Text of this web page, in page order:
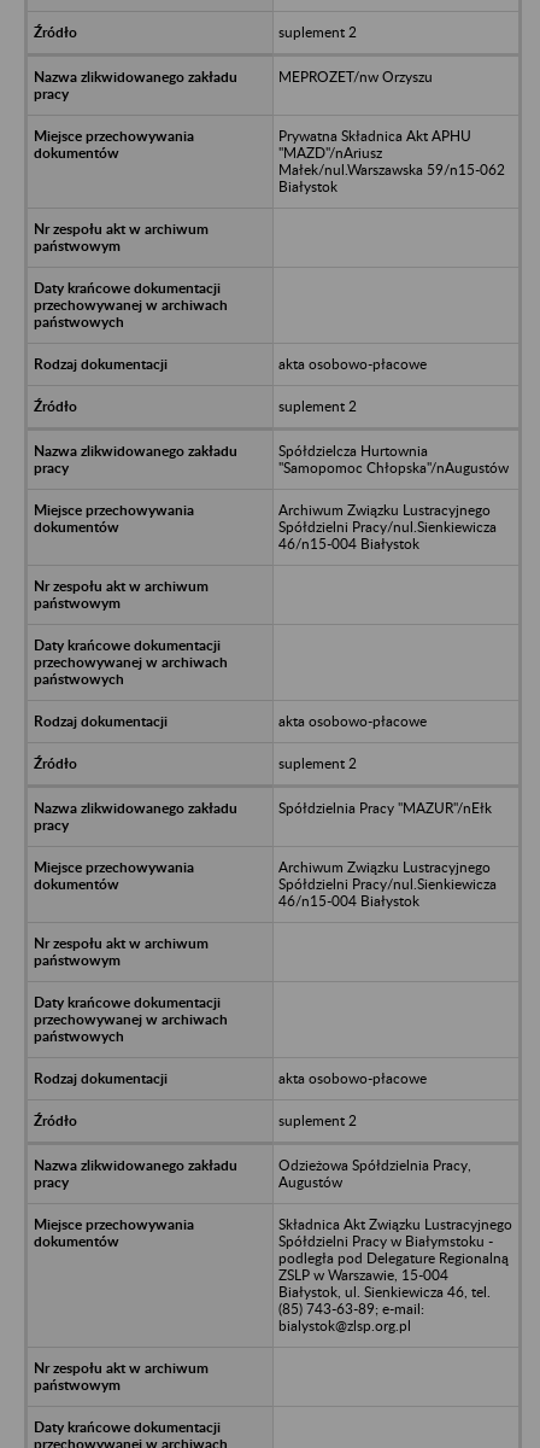
suplement 2
MEPROZET/nw Orzyszu
Prywatna Składnica Akt APHU
"MAZD"/nAriusz
Małek/nul.Warszawska 59/n15-062
Białystok
akta osobowo-płacowe
suplement 2
Spółdzielcza Hurtownia
"Samopomoc Chłopska"/nAugustów
Archiwum Związku Lustracyjnego
Spółdzielni Pracy/nul.Sienkiewicza
46/n15-004 Białystok
akta osobowo-płacowe
suplement 2
Spółdzielnia Pracy "MAZUR"/nEłk
Archiwum Związku Lustracyjnego
Spółdzielni Pracy/nul.Sienkiewicza
46/n15-004 Białystok
akta osobowo-płacowe
suplement 2
Odzieżowa Spółdzielnia Pracy,
Augustów
Składnica Akt Związku Lustracyjnego
Spółdzielni Pracy w Białymstoku -
podległa pod Delegature Regionalną
ZSLP w Warszawie, 15-004
Białystok, ul. Sienkiewicza 46, tel.
(85) 743-63-89; e-mail:
bialystok@zlsp.org.pl